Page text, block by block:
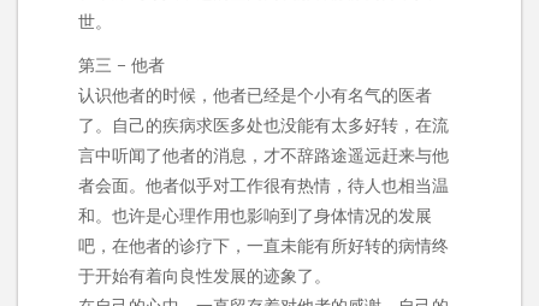
世。
第三 – 他者
认识他者的时候，他者已经是个小有名气的医者
了。自己的疾病求医多处也没能有太多好转，在流
言中听闻了他者的消息，才不辞路途遥远赶来与他
者会面。他者似乎对工作很有热情，待人也相当温
和。也许是心理作用也影响到了身体情况的发展
吧，在他者的诊疗下，一直未能有所好转的病情终
于开始有着向良性发展的迹象了。